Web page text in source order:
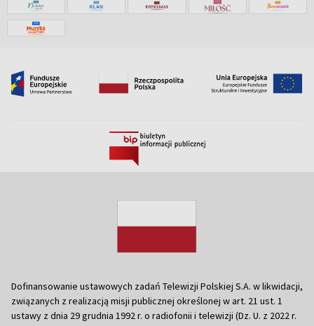
Dofinansowanie ustawowych zadań Telewizji Polskiej S.A. w likwidacji,
związanych z realizacją misji publicznej określonej w art. 21 ust. 1
ustawy z dnia 29 grudnia 1992 r. o radiofonii i telewizji (Dz. U. z 2022 r.